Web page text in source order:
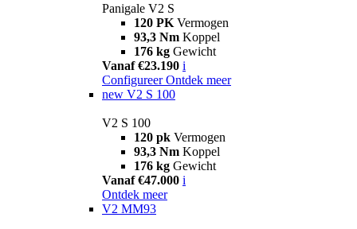
Panigale V2 S
120 PK Vermogen
93,3 Nm Koppel
176 kg Gewicht
Vanaf €23.190 i
Configureer Ontdek meer
new V2 S 100
V2 S 100
120 pk Vermogen
93,3 Nm Koppel
176 kg Gewicht
Vanaf €47.000 i
Ontdek meer
V2 MM93